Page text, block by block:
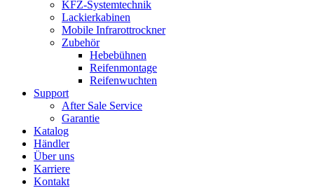
KFZ-Systemtechnik
Lackierkabinen
Mobile Infrarottrockner
Zubehör
Hebebühnen
Reifenmontage
Reifenwuchten
Support
After Sale Service
Garantie
Katalog
Händler
Über uns
Karriere
Kontakt